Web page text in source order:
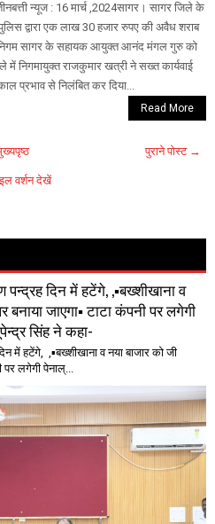
न्यूज : 16 मार्च ,2024सागर। सागर जिले के
द्वारा एक लाख 30 हजार रुपए की अवैध शराब
सागर के सहायक आयुक्त आनंद मंगल गुरु को
निगमायुक्त राजकुमार खत्री ने सख्त कार्यवाई
प्रभाव से निलंबित कर दिया...
Read More
पुराने पोस्ट →
वर्शन देखें
दिन में हटेंगे, ,▪️बख्शीखाना व
जाएगा▪️ टाटा कंपनी पर लगेगी
सिंह ने कहा-
में हटेंगे, ,▪️बख्शीखाना व नया बाजार को जी
पर लगेगी पेनाल्...